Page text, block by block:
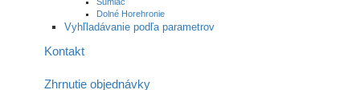
Dolné Horehronie
Vyhľladávanie podľa parametrov
Kontakt
Zhrnutie objednávky